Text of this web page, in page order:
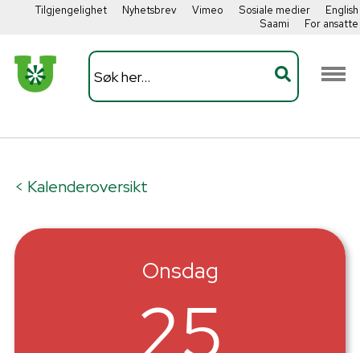
Tilgjengelighet Nyhetsbrev Vimeo Sosiale medier
English
Saami
For ansatte
< Kalenderoversikt
Onsdag
25